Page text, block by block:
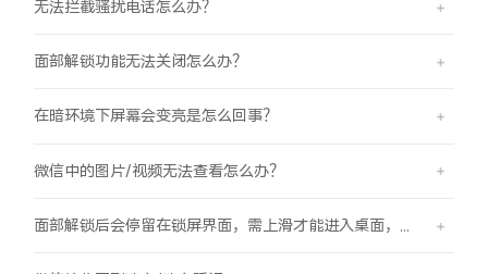
无法拦截骚扰电话怎么办？
面部解锁功能无法关闭怎么办？
在暗环境下屏幕会变亮是怎么回事？
微信中的图片/视频无法查看怎么办？